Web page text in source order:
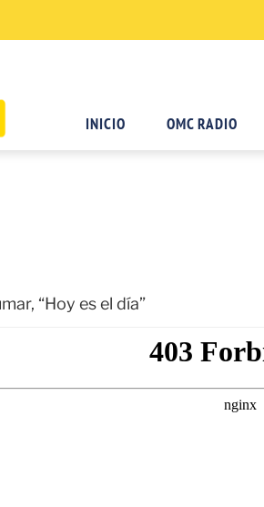
INICIO OMC RADIO
“Hoy es el día”